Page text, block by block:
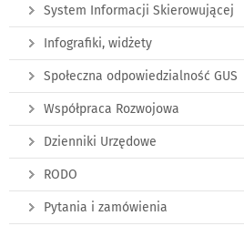
System Informacji Skierowującej
Infografiki, widżety
Społeczna odpowiedzialność GUS
Współpraca Rozwojowa
Dzienniki Urzędowe
RODO
Pytania i zamówienia